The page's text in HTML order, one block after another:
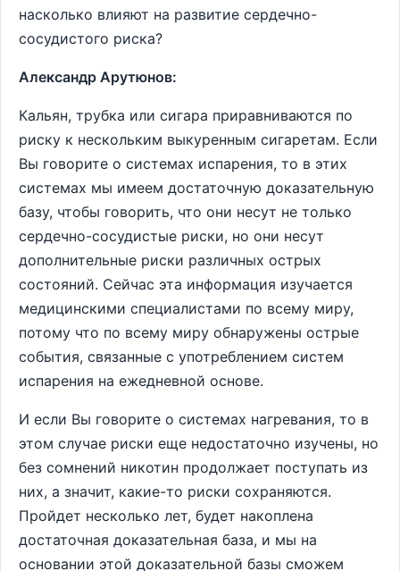
насколько влияют на развитие сердечно-
сосудистого риска?
Александр Арутюнов:
Кальян, трубка или сигара приравниваются по
риску к нескольким выкуренным сигаретам. Если
Вы говорите о системах испарения, то в этих
системах мы имеем достаточную доказательную
базу, чтобы говорить, что они несут не только
сердечно-сосудистые риски, но они несут
дополнительные риски различных острых
состояний. Сейчас эта информация изучается
медицинскими специалистами по всему миру,
потому что по всему миру обнаружены острые
события, связанные с употреблением систем
испарения на ежедневной основе.
И если Вы говорите о системах нагревания, то в
этом случае риски еще недостаточно изучены, но
без сомнений никотин продолжает поступать из
них, а значит, какие-то риски сохраняются.
Пройдет несколько лет, будет накоплена
достаточная доказательная база, и мы на
основании этой доказательной базы сможем